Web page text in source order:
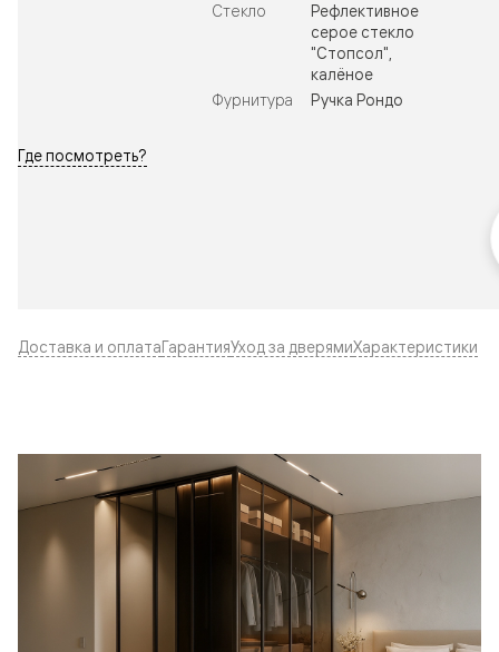
Стекло
Рефлективное
серое стекло
"Стопсол",
калёное
Фурнитура
Ручка Рондо
Где посмотреть?
Доставка и оплатаГарантияУход за дверямиХарактеристики